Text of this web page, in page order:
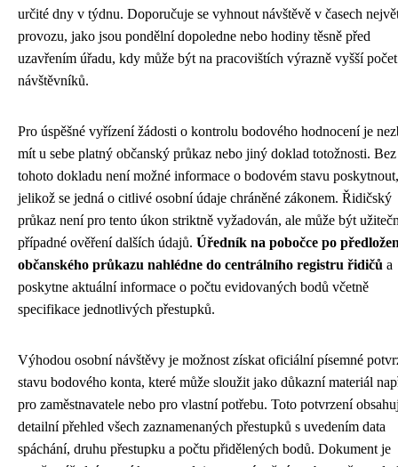
určité dny v týdnu. Doporučuje se vyhnout návštěvě v časech
provozu, jako jsou pondělní dopoledne nebo hodiny těsně před
uzavřením úřadu, kdy může být na pracovištích výrazně vyšší počet
návštěvníků.
Pro úspěšné vyřízení žádosti o kontrolu bodového hodnocení je
mít u sebe platný občanský průkaz nebo jiný doklad totožnosti. Bez
tohoto dokladu není možné informace o bodovém stavu poskytnout,
jelikož se jedná o citlivé osobní údaje chráněné zákonem. Řidičský
průkaz není pro tento úkon striktně vyžadován, ale může být
případné ověření dalších údajů. Úředník na pobočce po
občanského průkazu nahlédne do centrálního registru řidičů a
poskytne aktuální informace o počtu evidovaných bodů včetně
specifikace jednotlivých přestupků.
Výhodou osobní návštěvy je možnost získat oficiální písemné
stavu bodového konta, které může sloužit jako důkazní materiál
pro zaměstnavatele nebo pro vlastní potřebu. Toto potvrzení
detailní přehled všech zaznamenaných přestupků s uvedením data
spáchání, druhu přestupku a počtu přidělených bodů. Dokument je